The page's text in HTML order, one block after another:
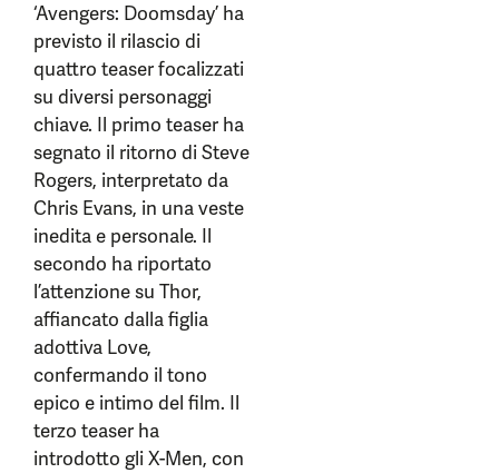
‘Avengers: Doomsday’ ha
previsto il rilascio di
quattro teaser focalizzati
su diversi personaggi
chiave. Il primo teaser ha
segnato il ritorno di Steve
Rogers, interpretato da
Chris Evans, in una veste
inedita e personale. Il
secondo ha riportato
l’attenzione su Thor,
affiancato dalla figlia
adottiva Love,
confermando il tono
epico e intimo del film. Il
terzo teaser ha
introdotto gli X-Men, con